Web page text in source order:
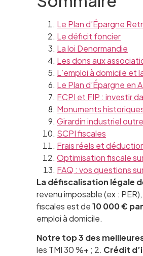
Le Plan d’Épargne
Le déficit foncier
La loi Denormandie
Les dons aux
L’emploi à domicile et
Le Plan d’Épargne en
FCPI et FIP : investir
Monuments
Girardin industriel
SCPI fiscales
Frais réels et
Optimisation fiscale
FAQ : vos questions
La défiscalisation légale
revenu imposable (ex :
fiscales est de10 000 €
emploi à domicile.
Notre top 3 des
les TMI 30 %+ ; 2. Crédit